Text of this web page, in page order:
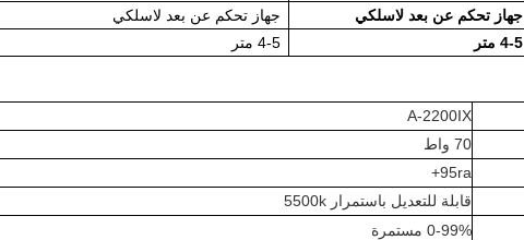
جهاز تحكم عن بعد لاسلكي
جهاز تحكم عن بعد لاسلكي
4-5 متر 4-5 متر
A-2200IX
70 واط
95ra+
قابلة للتعديل باستمرار 5500k
0-99% مستمرة